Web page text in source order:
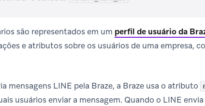
são representados em um perfil de usuário da
e atributos sobre os usuários de uma empresa,
mensagens LINE pela Braze, a Braze usa o atributo
usuários enviar a mensagem. Quando o LINE